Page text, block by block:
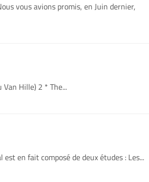
vous avions promis, en Juin dernier,
Hille) 2 * The...
en fait composé de deux études : Les...